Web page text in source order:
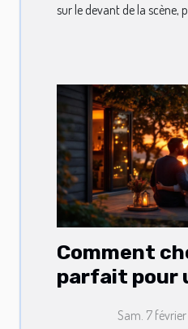
sur le devant de la scène,
Comment
parfait pour
Sam. 7